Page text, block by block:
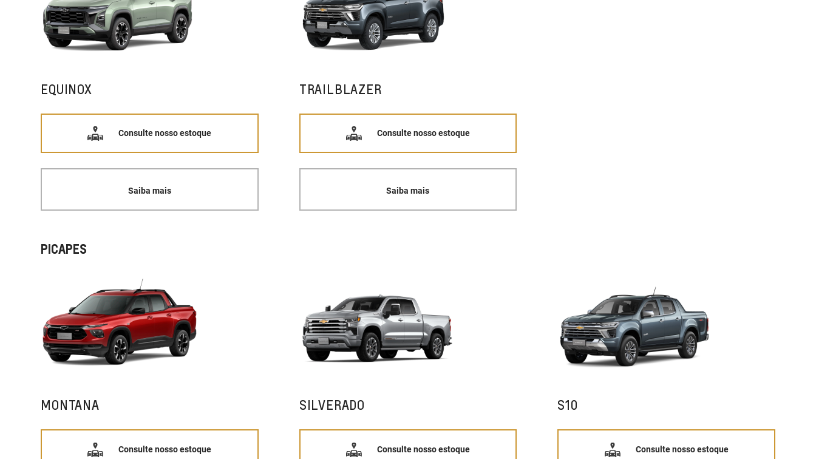
EQUINOX
Consulte nosso estoque
Saiba mais
TRAILBLAZER
Consulte nosso estoque
Saiba mais
PICAPES
MONTANA
Consulte nosso estoque
SILVERADO
Consulte nosso estoque
S10
Consulte nosso estoque